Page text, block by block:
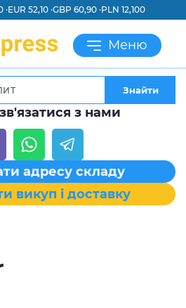
·EUR 52,10 ·GBP 60,90 ·PLN 12,100
Меню
Знайти
з нами
адресу складу
викуп і доставку